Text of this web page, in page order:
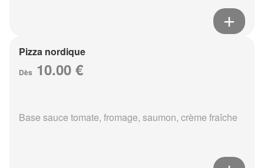
Pizza nordique
Dès 10.00 €
Base sauce tomate, fromage, saumon, crème fraîche